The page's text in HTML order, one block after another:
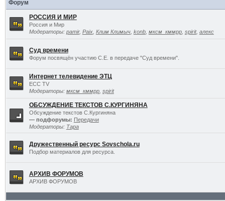
Форум
РОССИЯ И МИР
Россия и Мир
Модераторы: pamir, Paix, Клим Климыч, konb, мксм_кммрр, spirit, алекс
Суд времени
Форум посвящён участию С.Е. в передаче "Суд времени".
Интернет телевидение ЭТЦ
ECC TV
Модераторы: мксм_кммрр, spirit
ОБСУЖДЕНИЕ ТЕКСТОВ С.КУРГИНЯНА
Обсуждение текстов С.Кургиняна
— подфорумы: Передачи
Модераторы: Тара
Дружественный ресурс Sovschola.ru
Подбор материалов для ресурса.
АРХИВ ФОРУМОВ
АРХИВ ФОРУМОВ